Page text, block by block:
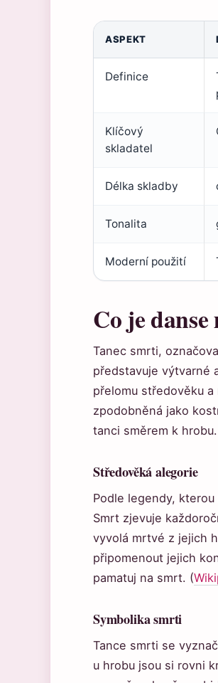
ASPEKT
Definice
Klíčový
skladatel
Délka skladby
Tonalita
Moderní použití
Co je
Tanec smrti,
představuje výtvarné
přelomu středověku
zpodobněná jako
tanci směrem k hrobu.
Středověká alegorie
Podle legendy,
Smrt zjevuje
vyvolá mrtvé z jejich
připomenout jejich
pamatuj na smrt. (
Symbolika smrti
Tance smrti se
u hrobu jsou si rovni